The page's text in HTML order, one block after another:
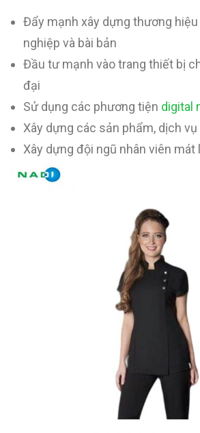
Đẩy mạnh xây dựng thương
nghiệp và bài bản
Đầu tư mạnh vào trang thiết bị
đại
Sử dụng các phương tiện digital
Xây dựng các sản phẩm, dịch
Xây dựng đội ngũ nhân viên mát